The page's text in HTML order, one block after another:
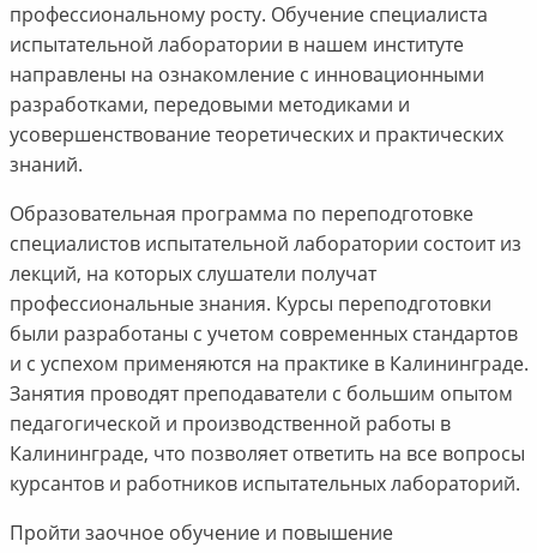
профессиональному росту. Обучение специалиста
испытательной лаборатории в нашем институте
направлены на ознакомление с инновационными
разработками, передовыми методиками и
усовершенствование теоретических и практических
знаний.
Образовательная программа по переподготовке
специалистов испытательной лаборатории состоит из
лекций, на которых слушатели получат
профессиональные знания. Курсы переподготовки
были разработаны с учетом современных стандартов
и с успехом применяются на практике в Калининграде.
Занятия проводят преподаватели с большим опытом
педагогической и производственной работы в
Калининграде, что позволяет ответить на все вопросы
курсантов и работников испытательных лабораторий.
Пройти заочное обучение и повышение